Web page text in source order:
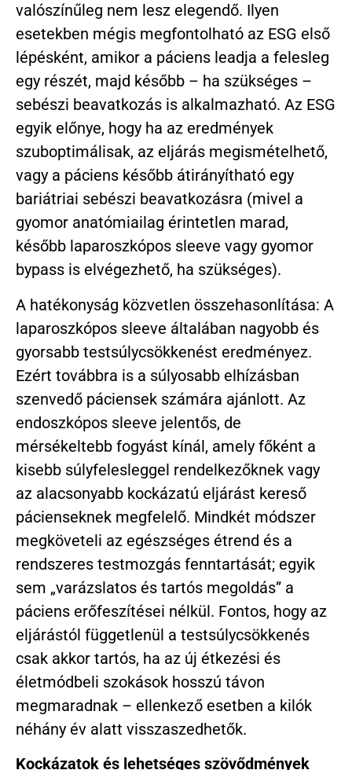
valószínűleg nem lesz elegendő. Ilyen
esetekben mégis megfontolható az ESG első
lépésként, amikor a páciens leadja a felesleg
egy részét, majd később – ha szükséges –
sebészi beavatkozás is alkalmazható. Az ESG
egyik előnye, hogy ha az eredmények
szuboptimálisak, az eljárás megismételhető,
vagy a páciens később átirányítható egy
bariátriai sebészi beavatkozásra (mivel a
gyomor anatómiailag érintetlen marad,
később laparoszkópos sleeve vagy gyomor
bypass is elvégezhető, ha szükséges).
A hatékonyság közvetlen összehasonlítása: A
laparoszkópos sleeve általában nagyobb és
gyorsabb testsúlycsökkenést eredményez.
Ezért továbbra is a súlyosabb elhízásban
szenvedő páciensek számára ajánlott. Az
endoszkópos sleeve jelentős, de
mérsékeltebb fogyást kínál, amely főként a
kisebb súlyfelesleggel rendelkezőknek vagy
az alacsonyabb kockázatú eljárást kereső
pácienseknek megfelelő. Mindkét módszer
megköveteli az egészséges étrend és a
rendszeres testmozgás fenntartását; egyik
sem „varázslatos és tartós megoldás” a
páciens erőfeszítései nélkül. Fontos, hogy az
eljárástól függetlenül a testsúlycsökkenés
csak akkor tartós, ha az új étkezési és
életmódbeli szokások hosszú távon
megmaradnak – ellenkező esetben a kilók
néhány év alatt visszaszedhetők.
Kockázatok és lehetséges szövődmények